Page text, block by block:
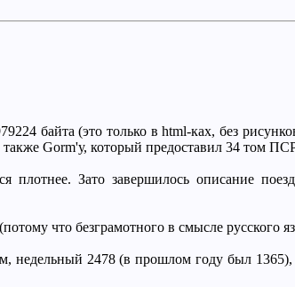
байта (это только в html-ках, без
Gorm'у, который предоставил 34 том
плотнее. Зато завершилось описание
что безграмотного в смысле русского
недельный 2478 (в прошлом году был